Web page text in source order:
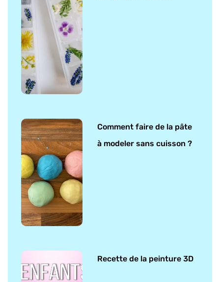
Comment faire de la pâte
à modeler sans cuisson ?
Recette de la peinture 3D